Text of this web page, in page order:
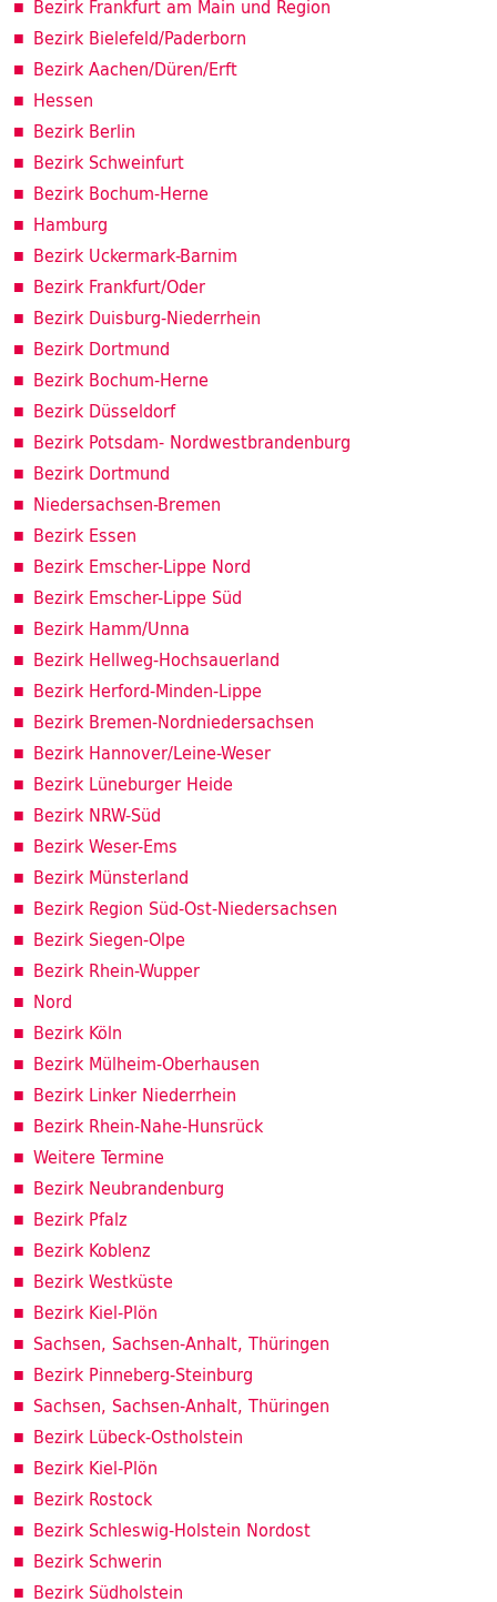
Bezirk Frankfurt am Main und Region
Bezirk Bielefeld/Paderborn
Bezirk Aachen/Düren/Erft
Hessen
Bezirk Berlin
Bezirk Schweinfurt
Bezirk Bochum-Herne
Hamburg
Bezirk Uckermark-Barnim
Bezirk Frankfurt/Oder
Bezirk Duisburg-Niederrhein
Bezirk Dortmund
Bezirk Bochum-Herne
Bezirk Düsseldorf
Bezirk Potsdam- Nordwestbrandenburg
Bezirk Dortmund
Niedersachsen-Bremen
Bezirk Essen
Bezirk Emscher-Lippe Nord
Bezirk Emscher-Lippe Süd
Bezirk Hamm/Unna
Bezirk Hellweg-Hochsauerland
Bezirk Herford-Minden-Lippe
Bezirk Bremen-Nordniedersachsen
Bezirk Hannover/Leine-Weser
Bezirk Lüneburger Heide
Bezirk NRW-Süd
Bezirk Weser-Ems
Bezirk Münsterland
Bezirk Region Süd-Ost-Niedersachsen
Bezirk Siegen-Olpe
Bezirk Rhein-Wupper
Nord
Bezirk Köln
Bezirk Mülheim-Oberhausen
Bezirk Linker Niederrhein
Bezirk Rhein-Nahe-Hunsrück
Weitere Termine
Bezirk Neubrandenburg
Bezirk Pfalz
Bezirk Koblenz
Bezirk Westküste
Bezirk Kiel-Plön
Sachsen, Sachsen-Anhalt, Thüringen
Bezirk Pinneberg-Steinburg
Sachsen, Sachsen-Anhalt, Thüringen
Bezirk Lübeck-Ostholstein
Bezirk Kiel-Plön
Bezirk Rostock
Bezirk Schleswig-Holstein Nordost
Bezirk Schwerin
Bezirk Südholstein